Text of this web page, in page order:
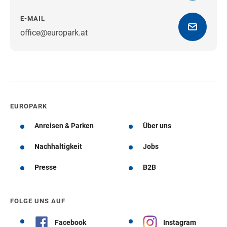
E-MAIL
office@europark.atWegbeschreibung erhalten
EUROPARK
Anreisen & Parken Über uns
Nachhaltigkeit Jobs
Presse B2B
FOLGE UNS AUF
Facebook Instagram